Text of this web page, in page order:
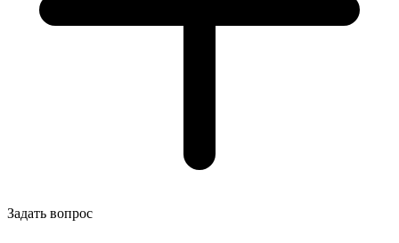
Задать вопрос